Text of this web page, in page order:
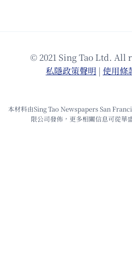
© 2021 Sing Tao Ltd. All
私隱政策聲明 | 使⽤條
本材料由Sing Tao Newspapers San
限公司發佈，更多相關信息可從華